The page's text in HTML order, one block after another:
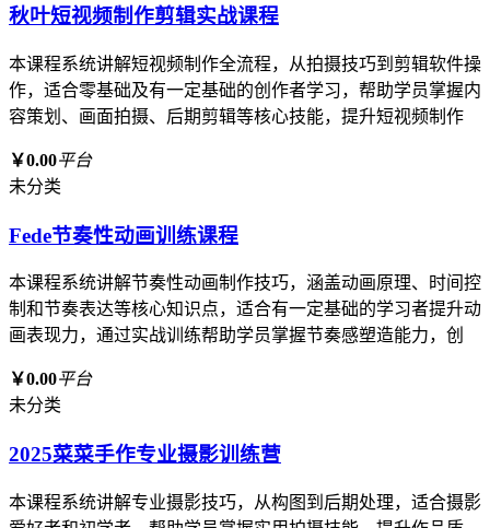
秋叶短视频制作剪辑实战课程
本课程系统讲解短视频制作全流程，从拍摄技巧到剪辑软件操
作，适合零基础及有一定基础的创作者学习，帮助学员掌握内
容策划、画面拍摄、后期剪辑等核心技能，提升短视频制作
￥0.00平台
未分类
Fede节奏性动画训练课程
本课程系统讲解节奏性动画制作技巧，涵盖动画原理、时间控
制和节奏表达等核心知识点，适合有一定基础的学习者提升动
画表现力，通过实战训练帮助学员掌握节奏感塑造能力，创
￥0.00平台
未分类
2025菜菜手作专业摄影训练营
本课程系统讲解专业摄影技巧，从构图到后期处理，适合摄影